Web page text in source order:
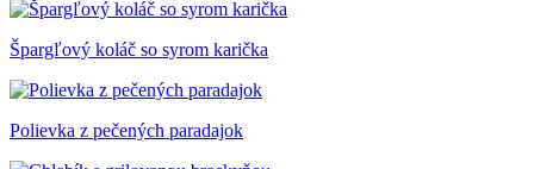
Špargľový koláč so syrom karička
Polievka z pečených paradajok